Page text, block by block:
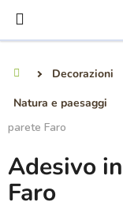
contenuto
Decorazioni
Natura e paesaggi
parete Faro
Adesivo
Faro